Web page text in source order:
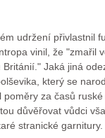
udržení přivlastnil
vinil, že "zmařil
Jaká jiná
který se
za časů
důvěřovat vůdci
stranické garnitury.